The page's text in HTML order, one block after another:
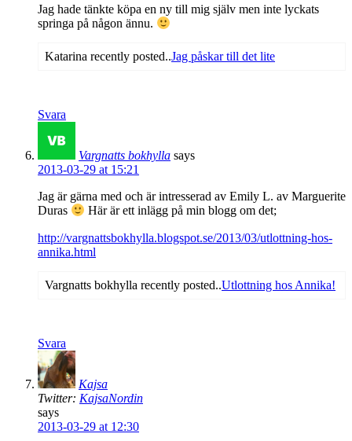
Jag hade tänkte köpa en ny till mig själv men inte lyckats
springa på någon ännu.
Katarina recently posted..Jag påskar till det lite
Svara
Vargnatts bokhylla says
2013-03-29 at 15:21
Jag är gärna med och är intresserad av Emily L. av Marguerite
Duras
Här är ett inlägg på min blogg om det;
http://vargnattsbokhylla.blogspot.se/2013/03/utlottning-hos-
annika.html
Vargnatts bokhylla recently posted..Utlottning hos Annika!
Svara
Kajsa
Twitter: KajsaNordin
says
2013-03-29 at 12:30